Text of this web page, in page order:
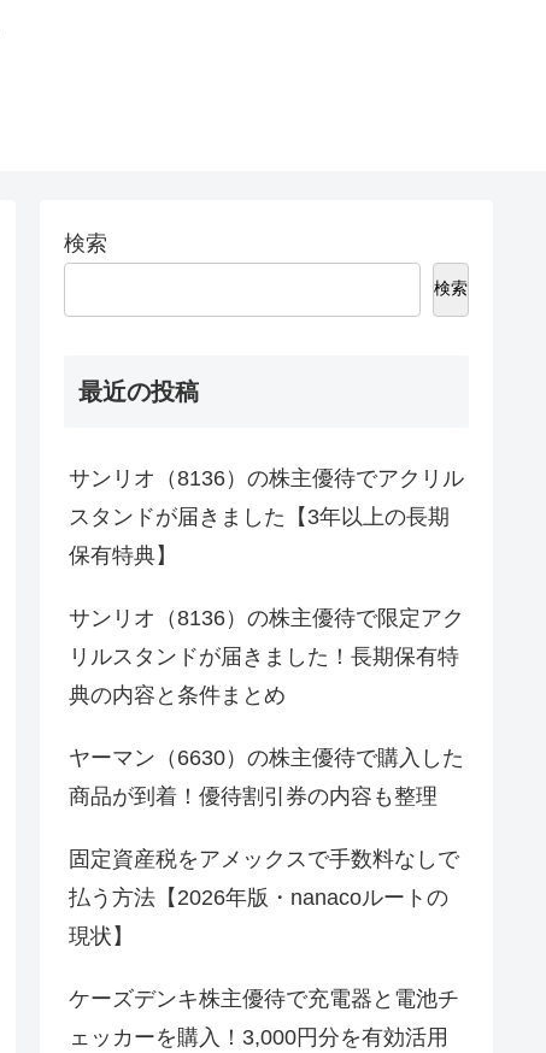
検索
検索
最近の投稿
サンリオ（8136）の株主優待でアクリル
スタンドが届きました【3年以上の長期
保有特典】
サンリオ（8136）の株主優待で限定アク
リルスタンドが届きました！長期保有特
典の内容と条件まとめ
ヤーマン（6630）の株主優待で購入した
商品が到着！優待割引券の内容も整理
固定資産税をアメックスで手数料なしで
払う方法【2026年版・nanacoルートの
現状】
ケーズデンキ株主優待で充電器と電池チ
ェッカーを購入！3,000円分を有効活用